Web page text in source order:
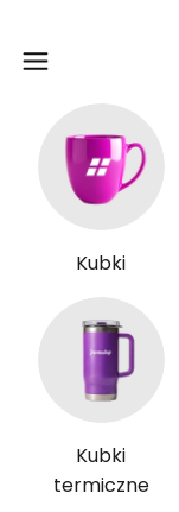
Kubki
Kubki
termiczne